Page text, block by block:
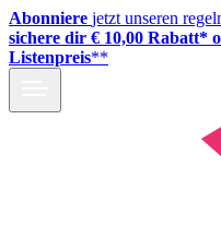
Abonniere jetzt unseren
sichere dir € 10,00 Rabatt*
Listenpreis**